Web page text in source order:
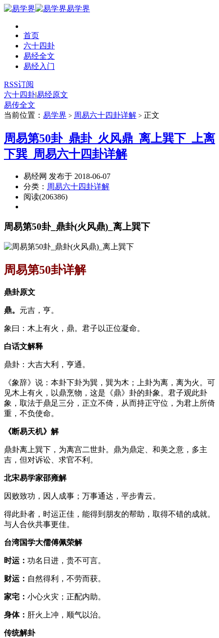
易学界
首页
六十四卦
易经全文
易经入门
RSS订阅
六十四卦|易经原文
易传全文
当前位置： 易学界 > 周易六十四卦详解 > 正文
周易第50卦_鼎卦_火风鼎_离上巽下_上离
下巽_周易六十四卦详解
易经网 发布于 2018-06-07
分类： 周易六十四卦详解
阅读(206386)
周易第50卦_鼎卦(火风鼎)_离上巽下
周易第50卦详解
鼎卦原文
鼎。 元吉，亨。
象曰：木上有火，鼎。君子以正位凝命。
白话文解释
鼎卦：大吉大利，亨通。
《象辞》说：本卦下卦为巽，巽为木；上卦为离，离为火。可
见木上有火，以鼎烹物，这是《鼎》卦的卦象。君子观此卦
象，取法于鼎足三分，正立不倚，从而持正守位，为君上所倚
重，不负使命。
《断易天机》解
鼎卦离上巽下，为离宫二世卦。鼎为鼎定、和美之意，多主
吉，但对诉讼、求官不利。
北宋易学家邵雍解
因败致功，因人成事；万事通达，平步青云。
得此卦者，时运正佳，能得到朋友的帮助，取得不错的成就。
与人合伙共事更佳。
台湾国学大儒傅佩荣解
时运： 功名日进，贵不可言。
财运： 自然得利，不劳而获。
家宅： 小心火灾；正配内助。
身体： 肝火上冲，顺气以治。
传统解卦